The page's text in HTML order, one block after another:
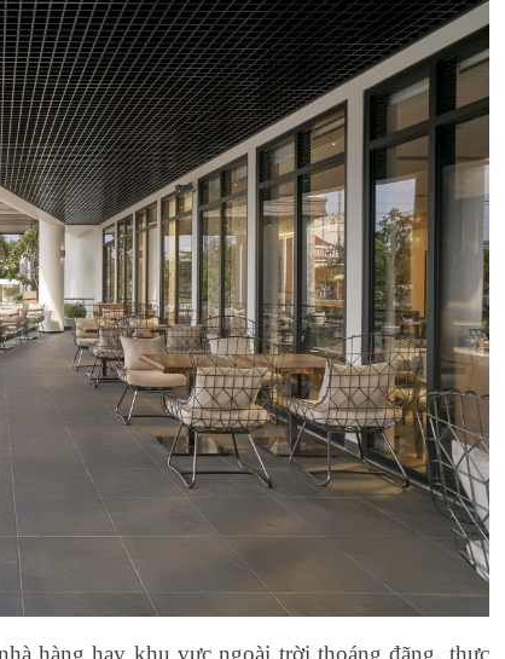
hàng hay khu vực ngoài trời thoáng đãng, thực